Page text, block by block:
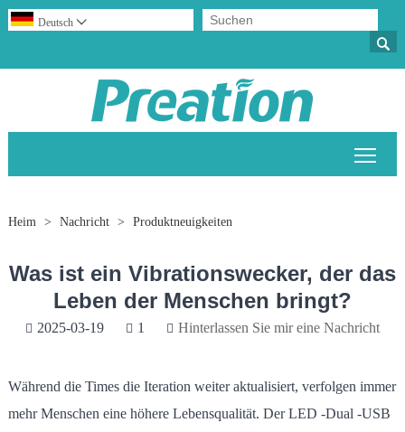

Deutsch 
Heim > Nachricht > Produktneuigkeiten
Was ist ein Vibrationswecker, der das
Leben der Menschen bringt?
2025-03-19 1 Hinterlassen Sie mir eine Nachricht
Während die Times die Iteration weiter aktualisiert, verfolgen immer
mehr Menschen eine höhere Lebensqualität. Der LED -Dual -USB